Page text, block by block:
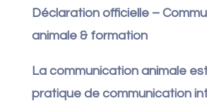
Déclaration officielle –
animale & formation
La communication animale
pratique de communication